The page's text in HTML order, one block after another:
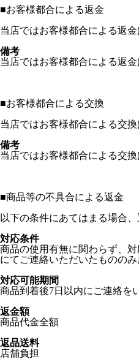
■お客様都合による返金
当店ではお客様都合による返金
備考
当店ではお客様都合による返金
■お客様都合による交換
当店ではお客様都合による交換
備考
当店ではお客様都合による交換
■商品等の不具合による返金
以下の条件にあてはまる場合、
対応条件
商品の使用有無に関わらず、
にてご連絡いただいたもののみ
対応可能期間
商品到着後7日以内にご連絡を
返金額
商品代金全額
返品送料
店舗負担